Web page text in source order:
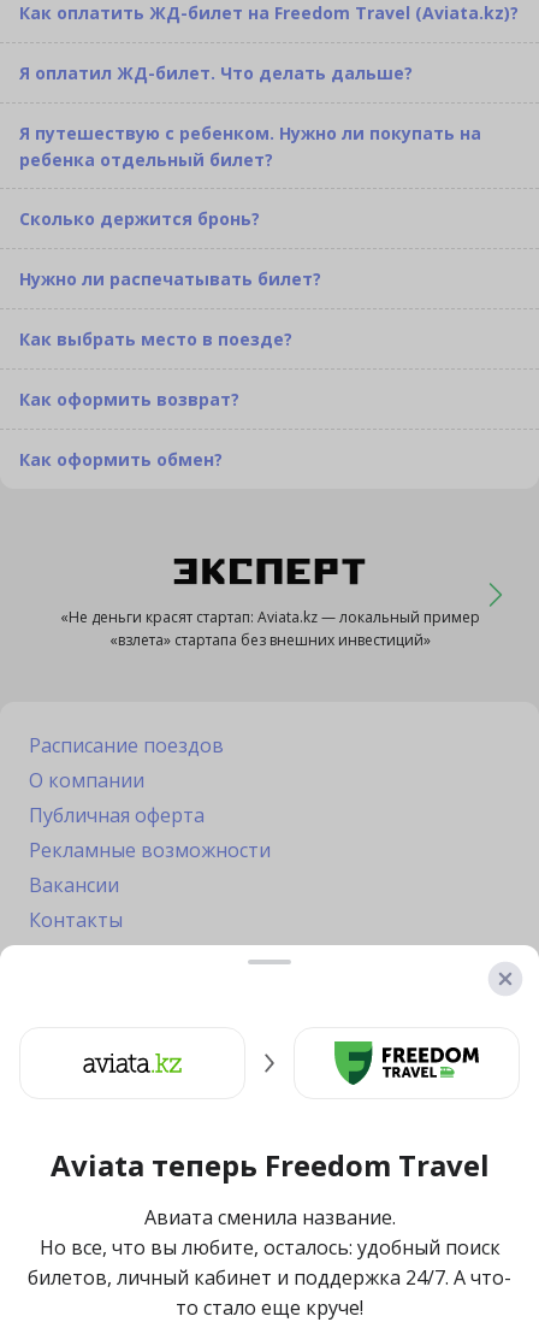
Как оплатить ЖД-билет на Freedom Travel (Aviata.kz)?
Я оплатил ЖД-билет. Что делать дальше?
Я путешествую с ребенком. Нужно ли покупать на
ребенка отдельный билет?
Сколько держится бронь?
Нужно ли распечатывать билет?
Как выбрать место в поезде?
Как оформить возврат?
Как оформить обмен?
«Не деньги красят стартап: Aviata.kz — локальный пример
«взлета» стартапа без внешних инвестиций»
Расписание поездов
О компании
Публичная оферта
Рекламные возможности
Вакансии
Контакты
Aviata теперь Freedom Travel
Авиата сменила название.
Но все, что вы любите, осталось: удобный поиск
билетов, личный кабинет и поддержка 24/7. А что-
то стало еще круче!
Freedom Travel (Авиата) — лидер по продаже
О компании
Публичная оферта
Рекламные возможности
Политика конфиденциальности